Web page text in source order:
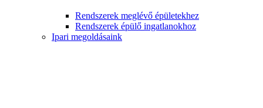
Rendszerek meglévő épületekhez
Rendszerek épülő ingatlanokhoz
Ipari megoldásaink